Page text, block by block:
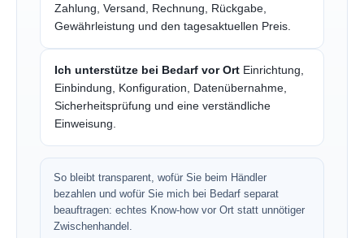
Zahlung, Versand, Rechnung, Rückgabe,
Gewährleistung und den tagesaktuellen Preis.
Ich unterstütze bei Bedarf vor Ort Einrichtung,
Einbindung, Konfiguration, Datenübernahme,
Sicherheitsprüfung und eine verständliche
Einweisung.
So bleibt transparent, wofür Sie beim Händler
bezahlen und wofür Sie mich bei Bedarf separat
beauftragen: echtes Know-how vor Ort statt unnötiger
Zwischenhandel.